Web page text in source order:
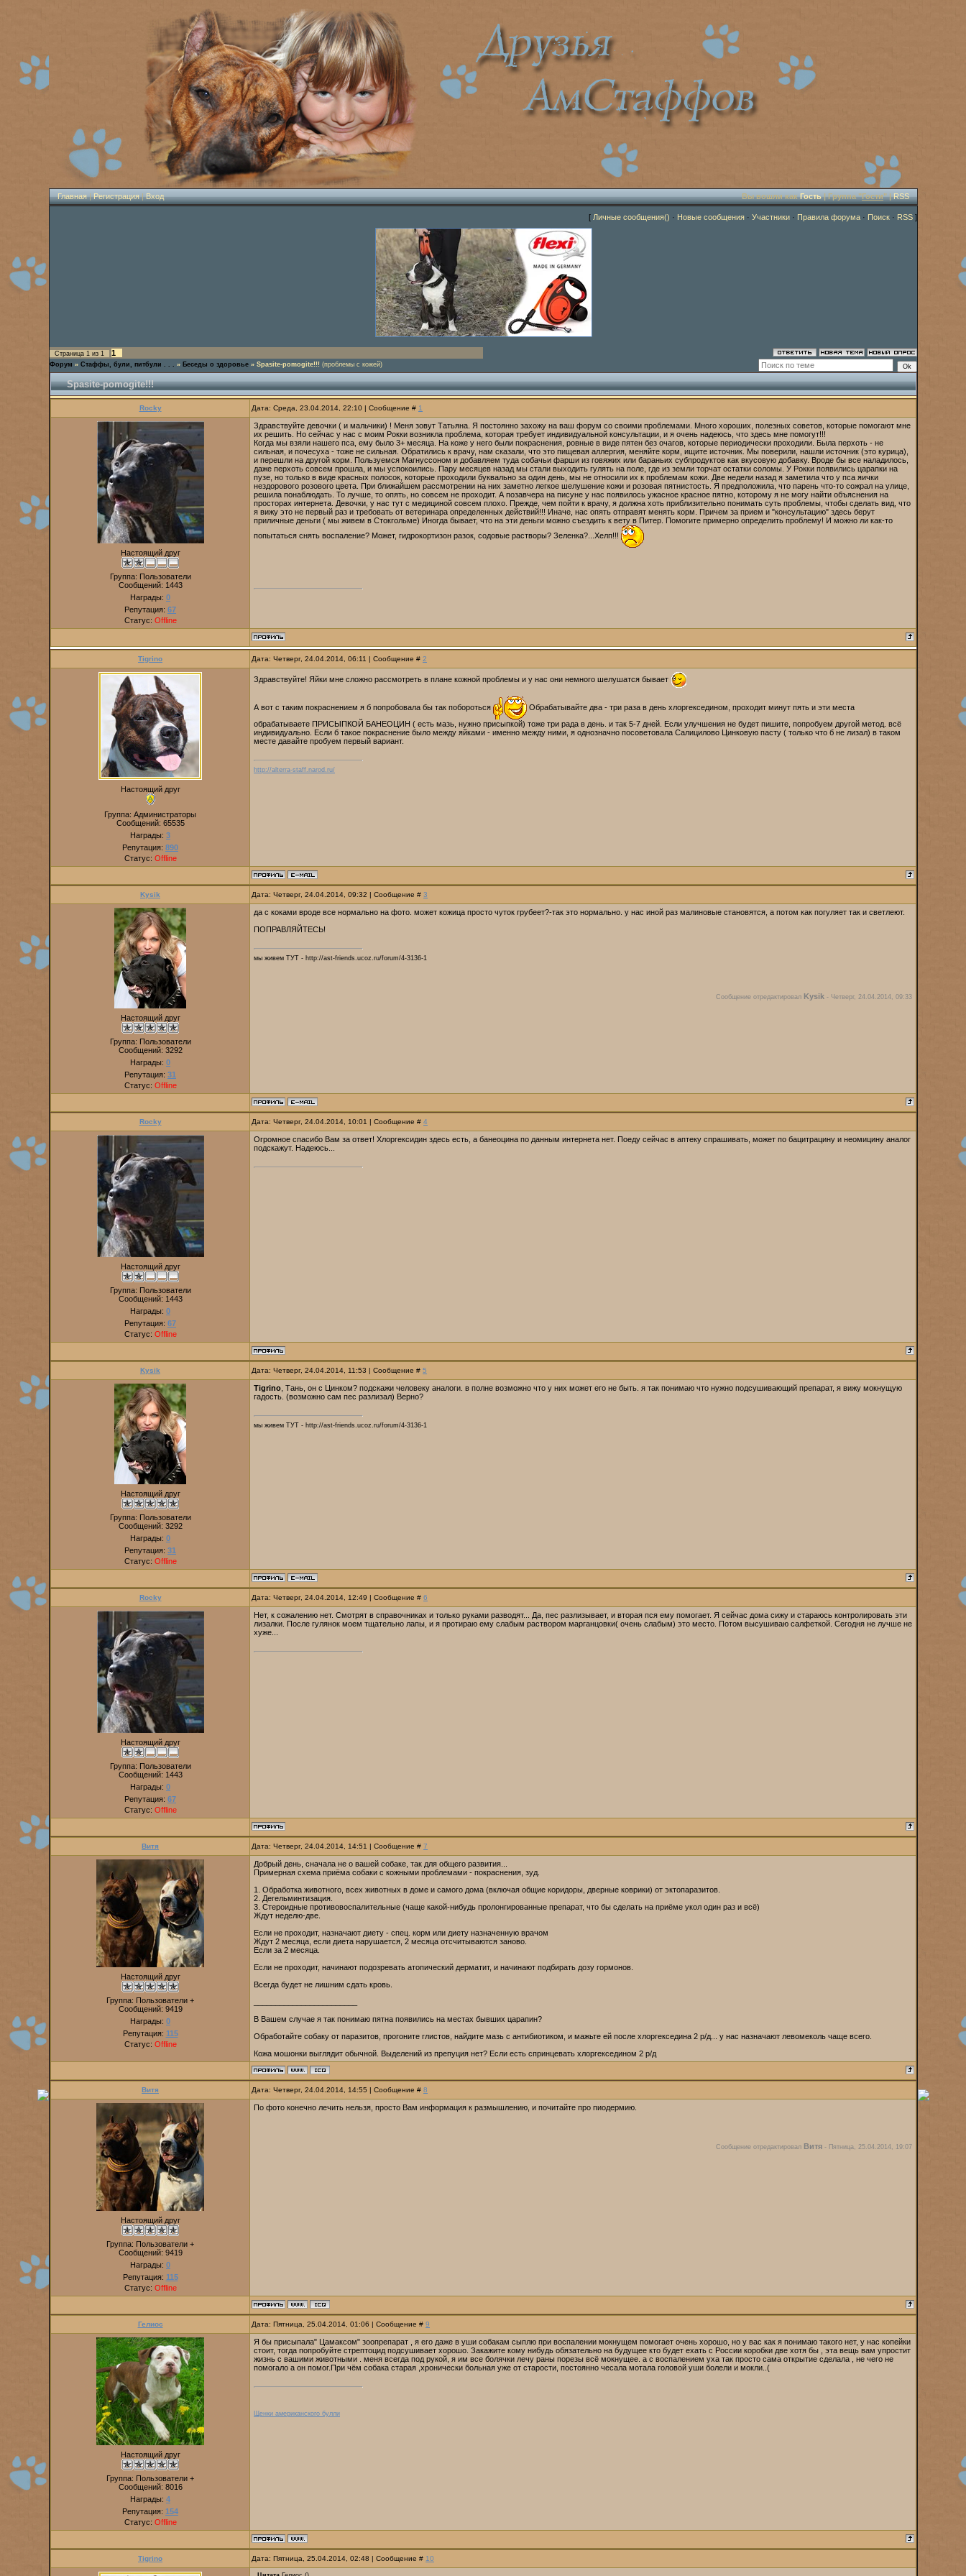
Главная|Регистрация|Вход Вы вошли какГость| Группа "Гости" |RSS
[ Личные сообщения() · Новые сообщения · Участники · Правила форума · Поиск · RSS ]
Страница 1 из 1 1
Форум » Стаффы, були, питбули . . . » Беседы о здоровье » Spasite-pomogite!!! (проблемы с кожей)
Spasite-pomogite!!!
Rocky Дата: Среда, 23.04.2014, 22:10 | Сообщение # 1
Настоящий друг
Группа: Пользователи
Сообщений: 1443
Награды: 0
Репутация: 67
Статус: Offline
Здравствуйте девочки ( и мальчики) ! Меня зовут Татьяна. Я постоянно захожу на ваш форум со своими проблемами. Много хороших, полезных советов, которые помогают мне
их решить. Но сейчас у нас с моим Рокки возникла проблема, которая требует индивидуальной консультации, и я очень надеюсь, что здесь мне помогут!!!
Когда мы взяли нашего пса, ему было 3+ месяца. На коже у него были покраснения, ровные в виде пятен без очагов, которые периодически проходили. Была перхоть - не
сильная, и почесуха - тоже не сильная. Обратились к врачу, нам сказали, что это пищевая аллергия, меняйте корм, ищите источник. Мы поверили, нашли источник (это курица),
и перешли на другой корм. Пользуемся Магнуссоном и добавляем туда собачьи фарши из говяжих или бараньих субпродуктов как вкусовую добавку. Вроде бы все наладилось,
даже перхоть совсем прошла, и мы успокоились. Пару месяцев назад мы стали выходить гулять на поле, где из земли торчат остатки соломы. У Рокки появились царапки на
пузе, но только в виде красных полосок, которые проходили буквально за один день, мы не относили их к проблемам кожи. Две недели назад я заметила что у пса яички
нездорового розового цвета. При ближайшем рассмотрении на них заметно легкое шелушение кожи и розовая пятнистость. Я предположила, что парень что-то сожрал на улице,
решила понаблюдать. То лучше, то опять, но совсем не проходит. А позавчера на писуне у нас появилось ужасное красное пятно, которому я не могу найти объяснения на
просторах интернета. Девочки, у нас тут с медициной совсем плохо. Прежде, чем пойти к врачу, я должна хоть приблизительно понимать суть проблемы, чтобы сделать вид, что
я вижу это не первый раз и требовать от ветеринара определенных действий!!! Иначе, нас опять отправят менять корм. Причем за прием и "консультацию" здесь берут
приличные деньги ( мы живем в Стокгольме) Иногда бывает, что на эти деньги можно съездить к вету в Питер. Помогите примерно определить проблему! И можно ли как-то
попытаться снять воспаление? Может, гидрокортизон разок, содовые растворы? Зеленка?...Хелп!!!
Tigrino Дата: Четверг, 24.04.2014, 06:11 | Сообщение # 2
Настоящий друг
Группа: Администраторы
Сообщений: 65535
Награды: 3
Репутация: 890
Статус: Offline
Здравствуйте! Яйки мне сложно рассмотреть в плане кожной проблемы и у нас они немного шелушатся бывает
А вот с таким покраснением я б попробовала бы так побороться
Обрабатывайте два - три раза в день хлоргекседином, проходит минут пять и эти места
обрабатываете ПРИСЫПКОЙ БАНЕОЦИН ( есть мазь, нужно присыпкой) тоже три рада в день. и так 5-7 дней. Если улучшения не будет пишите, попробуем другой метод. всё
индивидуально. Если б такое покраснение было между яйками - именно между ними, я однозначно посоветовала Салицилово Цинковую пасту ( только что б не лизал) в таком
месте давайте пробуем первый вариант.
http://alterra-staff.narod.ru/
Kysik Дата: Четверг, 24.04.2014, 09:32 | Сообщение # 3
Настоящий друг
Группа: Пользователи
Сообщений: 3292
Награды: 0
Репутация: 31
Статус: Offline
да с коками вроде все нормально на фото. может кожица просто чуток грубеет?-так это нормально. у нас иной раз малиновые становятся, а потом как погуляет так и светлеют.
ПОПРАВЛЯЙТЕСЬ!
мы живем ТУТ - http://ast-friends.ucoz.ru/forum/4-3136-1
Сообщение отредактировал Kysik - Четверг, 24.04.2014, 09:33
Rocky Дата: Четверг, 24.04.2014, 10:01 | Сообщение # 4
Настоящий друг
Группа: Пользователи
Сообщений: 1443
Награды: 0
Репутация: 67
Статус: Offline
Огромное спасибо Вам за ответ! Хлоргексидин здесь есть, а банеоцина по данным интернета нет. Поеду сейчас в аптеку спрашивать, может по бацитрацину и неомицину аналог
подскажут. Надеюсь...
Kysik Дата: Четверг, 24.04.2014, 11:53 | Сообщение # 5
Настоящий друг
Группа: Пользователи
Сообщений: 3292
Награды: 0
Репутация: 31
Статус: Offline
Tigrino , Тань, он с Цинком? подскажи человеку аналоги. в полне возможно что у них может его не быть. я так понимаю что нужно подсушивающий препарат, я вижу мокнущую
гадость. (возможно сам пес разлизал) Верно?
мы живем ТУТ - http://ast-friends.ucoz.ru/forum/4-3136-1
Rocky Дата: Четверг, 24.04.2014, 12:49 | Сообщение # 6
Настоящий друг
Группа: Пользователи
Сообщений: 1443
Награды: 0
Репутация: 67
Статус: Offline
Нет, к сожалению нет. Смотрят в справочниках и только руками разводят... Да, пес разлизывает, и вторая пся ему помогает. Я сейчас дома сижу и стараюсь контролировать эти
лизалки. После гулянок моем тщательно лапы, и я протираю ему слабым раствором марганцовки( очень слабым) это место. Потом высушиваю салфеткой. Сегодня не лучше не
хуже...
Витя Дата: Четверг, 24.04.2014, 14:51 | Сообщение # 7
Настоящий друг
Группа: Пользователи +
Сообщений: 9419
Награды: 0
Репутация: 115
Статус: Offline
Добрый день, сначала не о вашей собаке, так для общего развития...
Примерная схема приёма собаки с кожными проблемами - покраснения, зуд.
1. Обработка животного, всех животных в доме и самого дома (включая общие коридоры, дверные коврики) от эктопаразитов.
2. Дегельминтизация.
3. Стероидные противовоспалительные (чаще какой-нибудь пролонгированные препарат, что бы сделать на приёме укол один раз и всё)
Ждут неделю-две.
Если не проходит, назначают диету - спец. корм или диету назначенную врачом
Ждут 2 месяца, если диета нарушается, 2 месяца отсчитываются заново.
Если за 2 месяца.
Если не проходит, начинают подозревать атопический дерматит, и начинают подбирать дозу гормонов.
Всегда будет не лишним сдать кровь.
В Вашем случае я так понимаю пятна появились на местах бывших царапин?
Обработайте собаку от паразитов, прогоните глистов, найдите мазь с антибиотиком, и мажьте ей после хлоргекседина 2 р/д... у нас назначают левомеколь чаще всего.
Кожа мошонки выглядит обычной. Выделений из препуция нет? Если есть спринцевать хлоргекседином 2 р/д
Витя Дата: Четверг, 24.04.2014, 14:55 | Сообщение # 8
Настоящий друг
Группа: Пользователи +
Сообщений: 9419
Награды: 0
Репутация: 115
Статус: Offline
По фото конечно лечить нельзя, просто Вам информация к размышлению, и почитайте про пиодермию.
Сообщение отредактировал Витя - Пятница, 25.04.2014, 19:07
Гелиос Дата: Пятница, 25.04.2014, 01:06 | Сообщение # 9
Настоящий друг
Группа: Пользователи +
Сообщений: 8016
Награды: 4
Репутация: 154
Статус: Offline
Я бы присыпала" Цамаксом" зоопрепарат , я его даже в уши собакам сыплю при воспалении мокнущем помогает очень хорошо, но у вас как я понимаю такого нет, у нас копейки
стоит, тогда попробуйте стрептоцид подсушивает хорошо. Закажите кому нибудь обязательно на будущее кто будет ехать с России коробки две хотя бы , эта вещь вам упростит
жизнь с вашими животными . меня всегда под рукой, я им все болячки лечу раны порезы всё мокнущее. а с воспалением уха так просто сама открытие сделала , не чего не
помогало а он помог.При чём собака старая ,хронически больная уже от старости, постоянно чесала мотала головой уши болели и мокли..(
Щенки американского булли
Tigrino Дата: Пятница, 25.04.2014, 02:48 | Сообщение # 10